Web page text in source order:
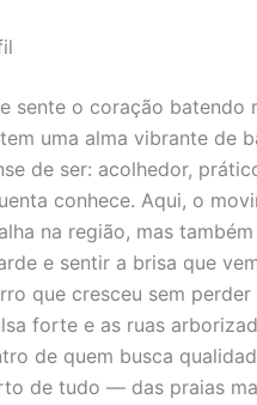
sente o coração batendo
uma alma vibrante de
de ser: acolhedor,
conhece. Aqui, o
na região, mas
e sentir a brisa que
que cresceu sem perder
forte e as ruas
de quem busca
de tudo — das praias